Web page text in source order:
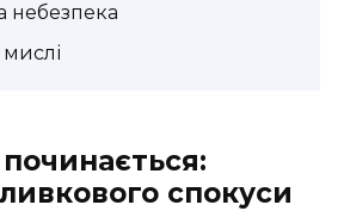
небезпека
починається:
спокуси